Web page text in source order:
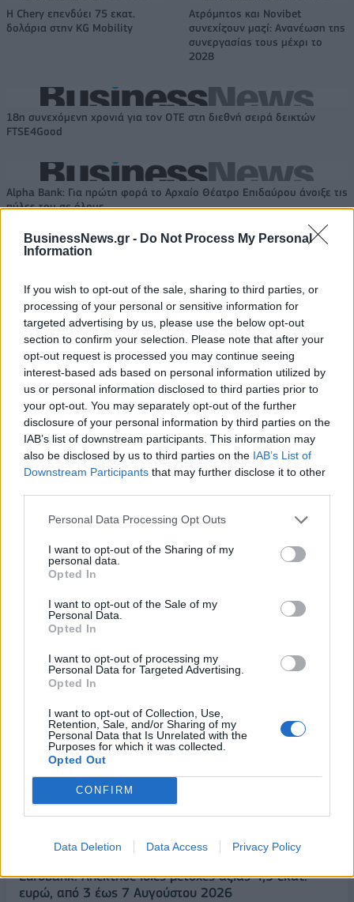
BusinessNews.gr - Do Not Process My Personal
Information
If you wish to opt-out of the sale, sharing to third parties, or
processing of your personal or sensitive information for
targeted advertising by us, please use the below opt-out
section to confirm your selection. Please note that after your
opt-out request is processed you may continue seeing
interest-based ads based on personal information utilized by
us or personal information disclosed to third parties prior to
your opt-out. You may separately opt-out of the further
disclosure of your personal information by third parties on the
IAB’s list of downstream participants. This information may
also be disclosed by us to third parties on the IAB’s List of
Downstream Participants that may further disclose it to other
Personal Data Processing Opt Outs
I want to opt-out of the Sharing of my
personal data.
Opted In
I want to opt-out of the Sale of my
Personal Data.
Opted In
I want to opt-out of processing my
Personal Data for Targeted Advertising.
Opted In
I want to opt-out of Collection, Use,
Retention, Sale, and/or Sharing of my
Personal Data that Is Unrelated with the
Purposes for which it was collected.
Opted Out
CONFIRM
Data Deletion Data Access Privacy Policy
Η Chery επενδύει 75 εκατ.
δολάρια στην KG Mobility
Ατρόμητος και Novibet
συνεχίζουν μαζί: Ανανέωση της
συνεργασίας τους μέχρι το
2028
18η συνεχόμενη χρονιά για τον ΟΤΕ στη διεθνή σειρά δεικτών
FTSE4Good
Alpha Bank: Για πρώτη φορά το Αρχαίο Θέατρο Επιδαύρου άνοιξε τις
πύλες του σε όλους
ΠΕΡΙΣΣΌΤΕΡΑ ΣΕ ΑΥΤΉ ΤΗΝ ΚΑΤΗΓΟΡΊΑ
Πτώση 1,9% στις λιανικές
πωλήσεις το Δεκέμβριο
στις ΗΠΑ
14/01/2022 - 15:54
Ολλανδία - κορονοϊός:
Χαλάρωση των
περιορισμών από το
Σάββατο (15/1)
14/01/2022 - 20:37
ΡΟΗ ΕΙΔΗΣΕΩΝ
Voucher παιδικών σταθμών: Σήμερα αναρτώνται τα
10/08/2026 - 11:45 ΕΛΛΑΔΑ
Eurobank: Απέκτησε ίδιες μετοχές αξίας 4,9 εκατ.
ευρώ, από 3 έως 7 Αυγούστου 2026